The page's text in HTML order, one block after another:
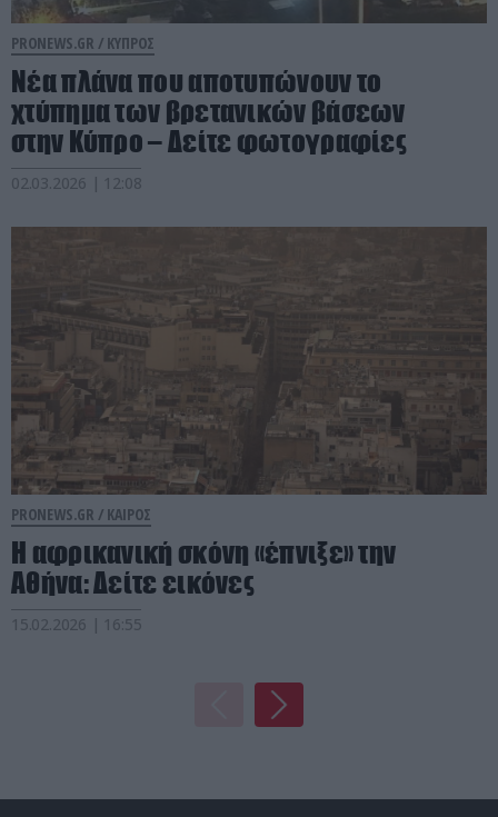
PRONEWS.GR / ΚΥΠΡΟΣ
Νέα πλάνα που αποτυπώνουν το
χτύπημα των βρετανικών βάσεων
στην Κύπρο – Δείτε φωτογραφίες
02.03.2026 | 12:08
PRONEWS.GR / ΚΑΙΡΟΣ
Η αφρικανική σκόνη «έπνιξε» την
Αθήνα: Δείτε εικόνες
15.02.2026 | 16:55